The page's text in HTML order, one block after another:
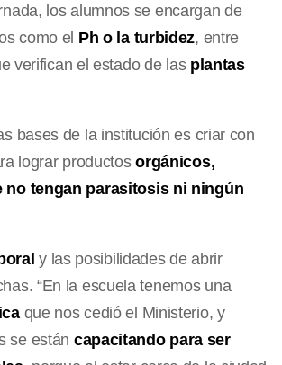
los alumnos se encargan de
como el Ph o la turbidez, entre
verifican el estado de las plantas
bases de la institución es criar con
lograr productosorgánicos,
no tengan parasitosis ni ningún
y las posibilidades de abrir
“En la escuela tenemos una
que nos cedió el Ministerio, y
se están capacitando para ser